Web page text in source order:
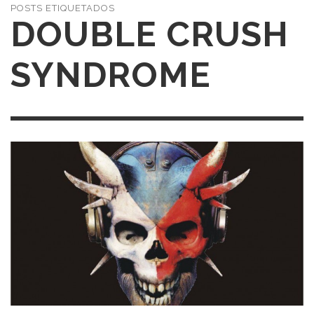
POSTS ETIQUETADOS
DOUBLE CRUSH
SYNDROME